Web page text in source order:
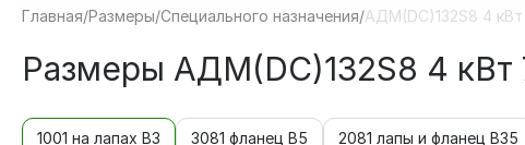
Главная/Размеры/Специального назначения/АДМ(DC)132S8 4
Размеры АДМ(DC)132S8 4 кВт
1001 на лапах В3 3081 фланец В5 2081 лапы и фланец В35